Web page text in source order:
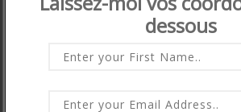
dessous